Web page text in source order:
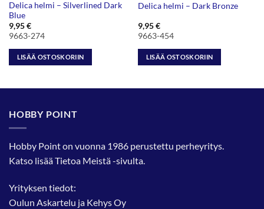
Delica helmi – Silverlined Dark
Blue
9,95€
9663-274
LISÄÄ OSTOSKORIIN
Delica helmi – Dark Bronze
9,95€
9663-454
LISÄÄ OSTOSKORIIN
HOBBY POINT
Hobby Point on vuonna 1986 perustettu perheyritys.
Katso lisääTietoa Meistä-sivulta.
Yrityksen tiedot:
Oulun Askartelu ja Kehys Oy